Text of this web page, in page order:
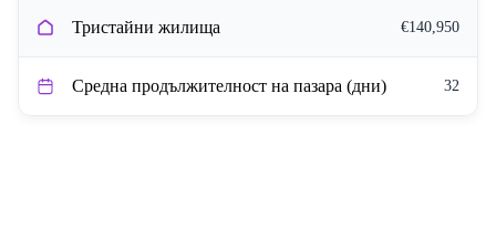
Тристайни жилища €140,950
Средна продължителност на пазара (дни) 32